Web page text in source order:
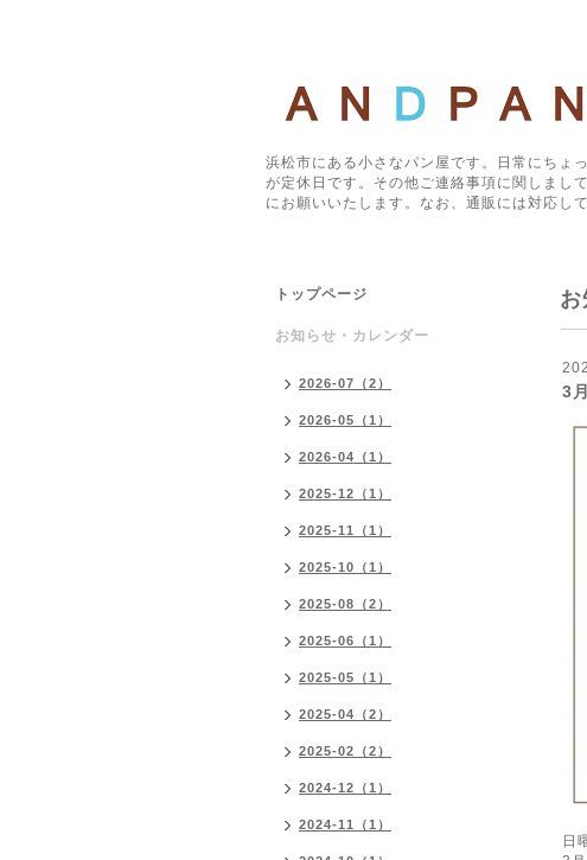
浜松市にある小さなパン屋です。日常にち
が定休日です。その他ご連絡事項に関しまし
にお願いいたします。なお、通販には対応し
3
日
トップページ
お知らせ・カレンダー
2026-07（2）
2026-05（1）
2026-04（1）
2025-12（1）
2025-11（1）
2025-10（1）
2025-08（2）
2025-06（1）
2025-05（1）
2025-04（2）
2025-02（2）
2024-12（1）
2024-11（1）